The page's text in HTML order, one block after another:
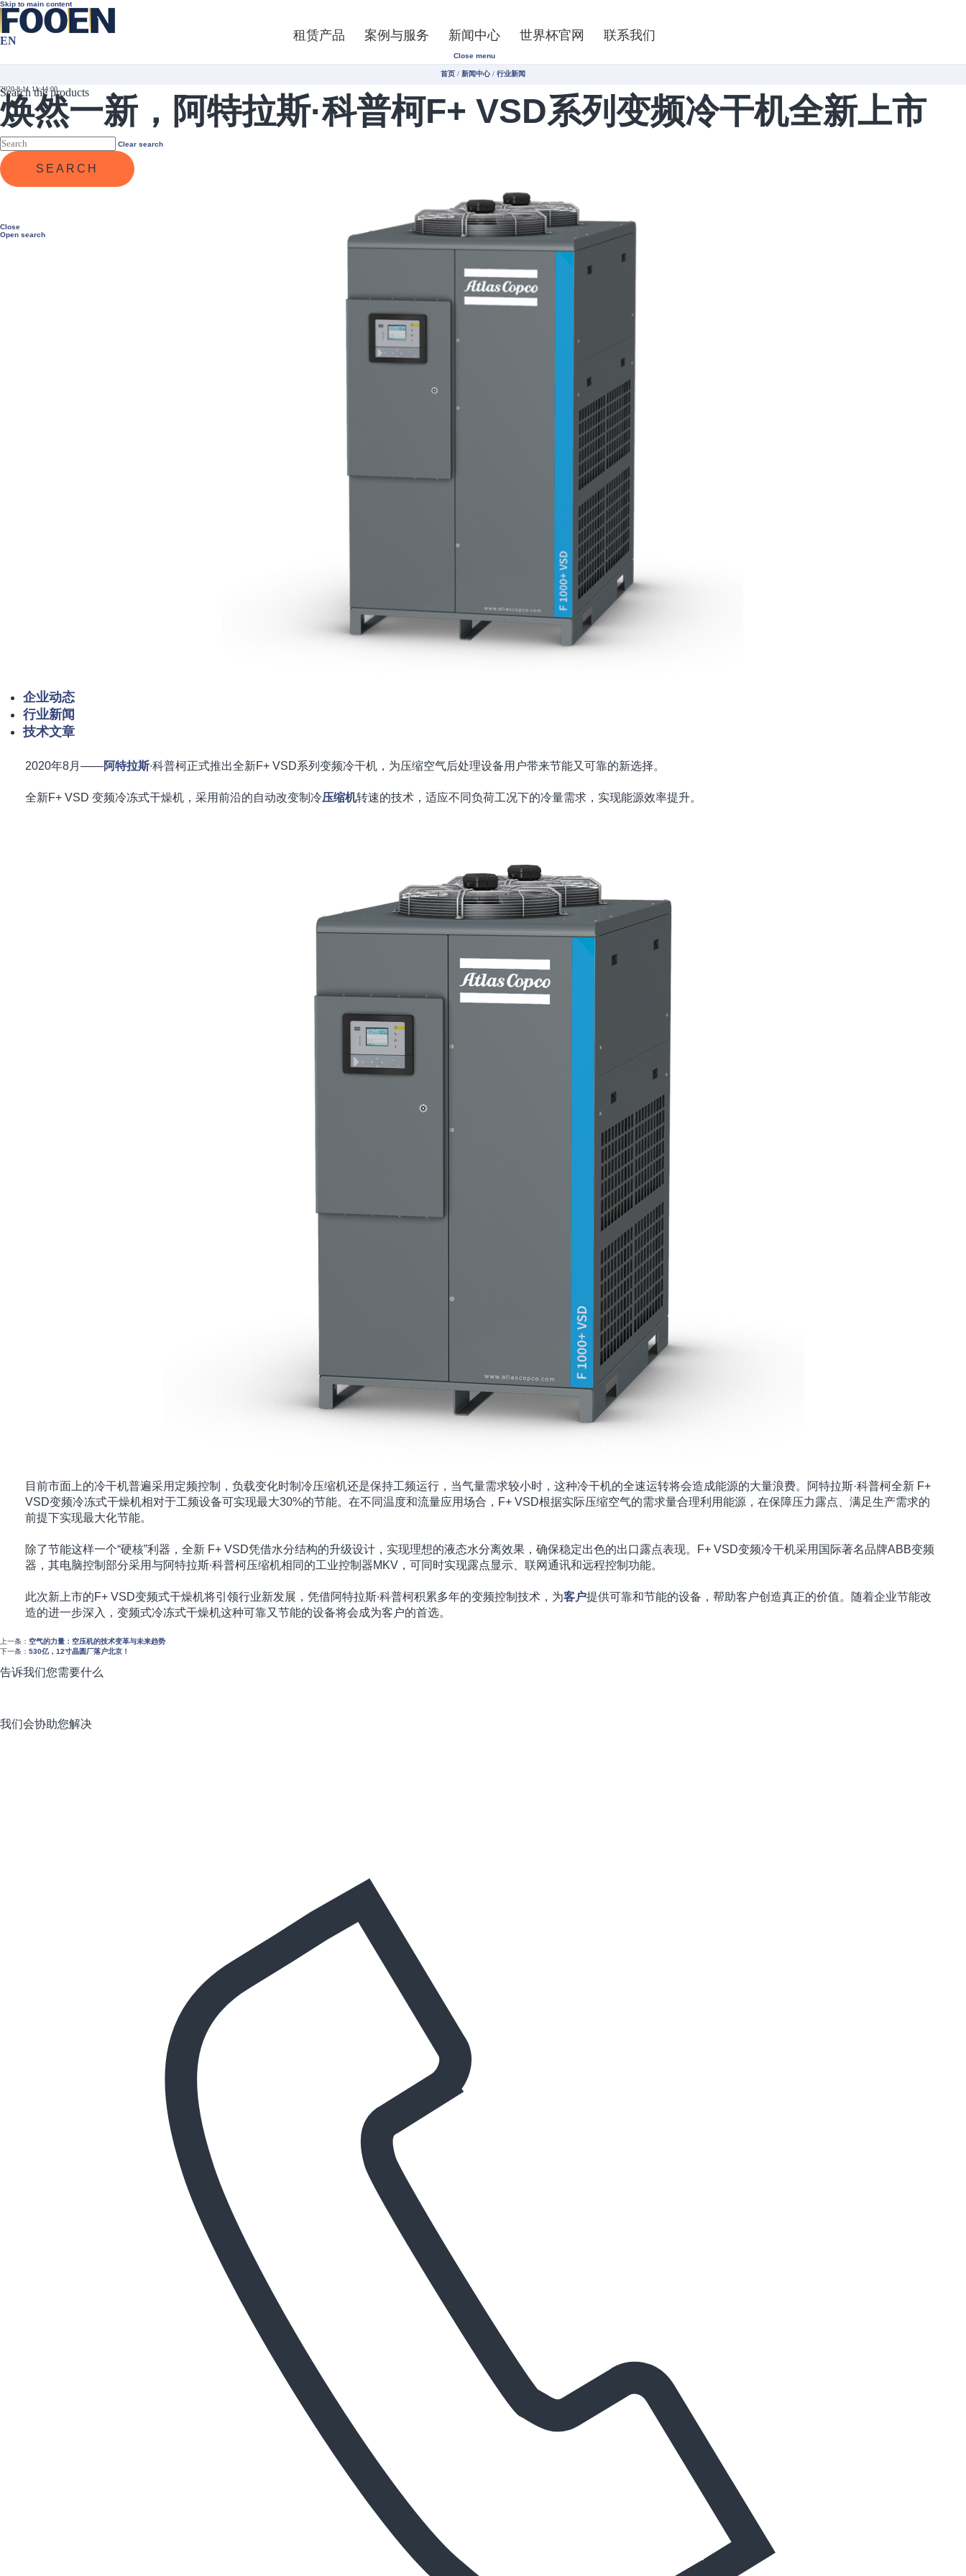
Skip to main content
租赁产品 案例与服务 新闻中心 世界杯官网 联系我们
Close menu
EN
Search the products
Clear search
SEARCH
Close
Open search
首页 / 新闻中心/ 行业新闻
2020-8-11 11:44:00
焕然一新，阿特拉斯·科普柯F+ VSD系列变频冷干机全新上市
企业动态
行业新闻
技术文章
2020年8月——阿特拉斯∙科普柯正式推出全新F+ VSD系列变频冷干机，为压缩空气后处理设备用户带来节能又可靠的新选择。
全新F+ VSD 变频冷冻式干燥机，采用前沿的自动改变制冷压缩机转速的技术，适应不同负荷工况下的冷量需求，实现能源效率提升。
目前市面上的冷干机普遍采用定频控制，负载变化时制冷压缩机还是保持工频运行，当气量需求较小时，这种冷干机的全速运转将会造成能源的大量浪费。阿特拉斯·科普柯全新 F+
VSD变频冷冻式干燥机相对于工频设备可实现最大30%的节能。在不同温度和流量应用场合，F+ VSD根据实际压缩空气的需求量合理利用能源，在保障压力露点、满足生产需求的
前提下实现最大化节能。
除了节能这样一个“硬核”利器，全新 F+ VSD凭借水分结构的升级设计，实现理想的液态水分离效果，确保稳定出色的出口露点表现。F+ VSD变频冷干机采用国际著名品牌ABB变频
器，其电脑控制部分采用与阿特拉斯∙科普柯压缩机相同的工业控制器MKV，可同时实现露点显示、联网通讯和远程控制功能。
此次新上市的F+ VSD变频式干燥机将引领行业新发展，凭借阿特拉斯∙科普柯积累多年的变频控制技术，为客户提供可靠和节能的设备，帮助客户创造真正的价值。随着企业节能改
造的进一步深入，变频式冷冻式干燥机这种可靠又节能的设备将会成为客户的首选。
上一条： 空气的力量：空压机的技术变革与未来趋势
下一条： 530亿，12寸晶圆厂落户北京！
告诉我们您需要什么
我们会协助您解决